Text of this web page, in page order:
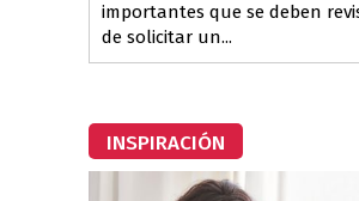
importantes que se deben
de solicitar un...
INSPIRACIÓN